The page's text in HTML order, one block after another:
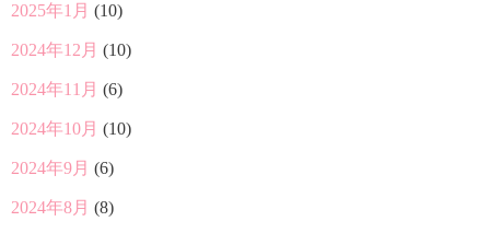
2025年1月 (10)
2024年12月 (10)
2024年11月 (6)
2024年10月 (10)
2024年9月 (6)
2024年8月 (8)